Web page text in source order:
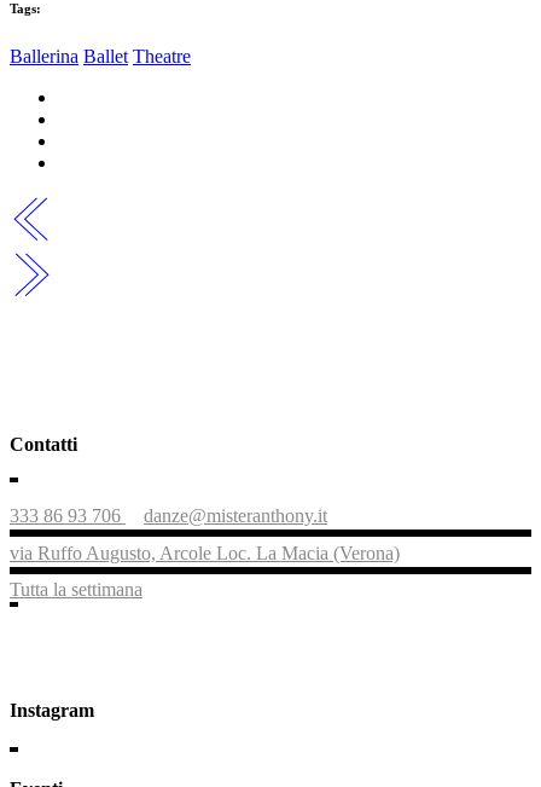
Tags:
Ballerina Ballet Theatre
Contatti
333 86 93 706
danze@misteranthony.it
via Ruffo Augusto, Arcole Loc. La Macia (Verona)
Tutta la settimana
Instagram